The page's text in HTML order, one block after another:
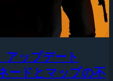
アップデート
ードとマップの不